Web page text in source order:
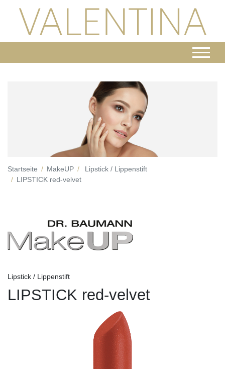
Startseite MakeUP
Lipstick / Lippenstift
LIPSTICK red-velvet
Lipstick / Lippenstift
LIPSTICK red-velvet